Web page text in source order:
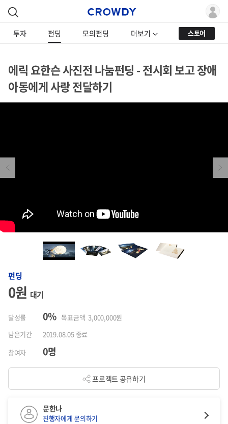
투자 펀딩 모의펀딩 더보기 스토어
에릭 요한슨 사진전 나눔펀딩 - 전시회 보고 장애
아동에게 사랑 전달하기
Previous Next
펀딩
0원 대기
달성률 0% 목표금액 3,000,000원
남은기간
2019.08.05 종료
참여자
0명
프로젝트 공유하기
문한나
진행자에게 문의하기